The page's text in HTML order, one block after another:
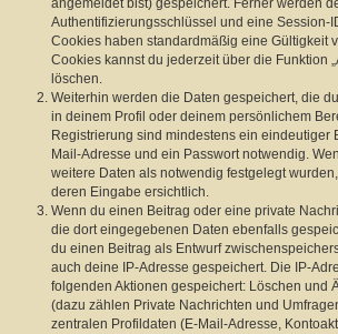
angemeldet bist) gespeichert. Ferner werden
Authentifizierungsschlüssel und eine Session-
Cookies haben standardmäßig eine Gültigkeit
Cookies kannst du jederzeit über die Funktion
löschen.
Weiterhin werden die Daten gespeichert, die
in deinem Profil oder deinem persönlichem
Registrierung sind mindestens ein eindeutiger
Mail-Adresse und ein Passwort notwendig.
weitere Daten als notwendig festgelegt
deren Eingabe ersichtlich.
Wenn du einen Beitrag oder eine private
die dort eingegebenen Daten ebenfalls
du einen Beitrag als Entwurf
auch deine IP-Adresse gespeichert. Die IP-
folgenden Aktionen gespeichert: Löschen und
(dazu zählen Private Nachrichten und
zentralen Profildaten (E-Mail-Adresse,